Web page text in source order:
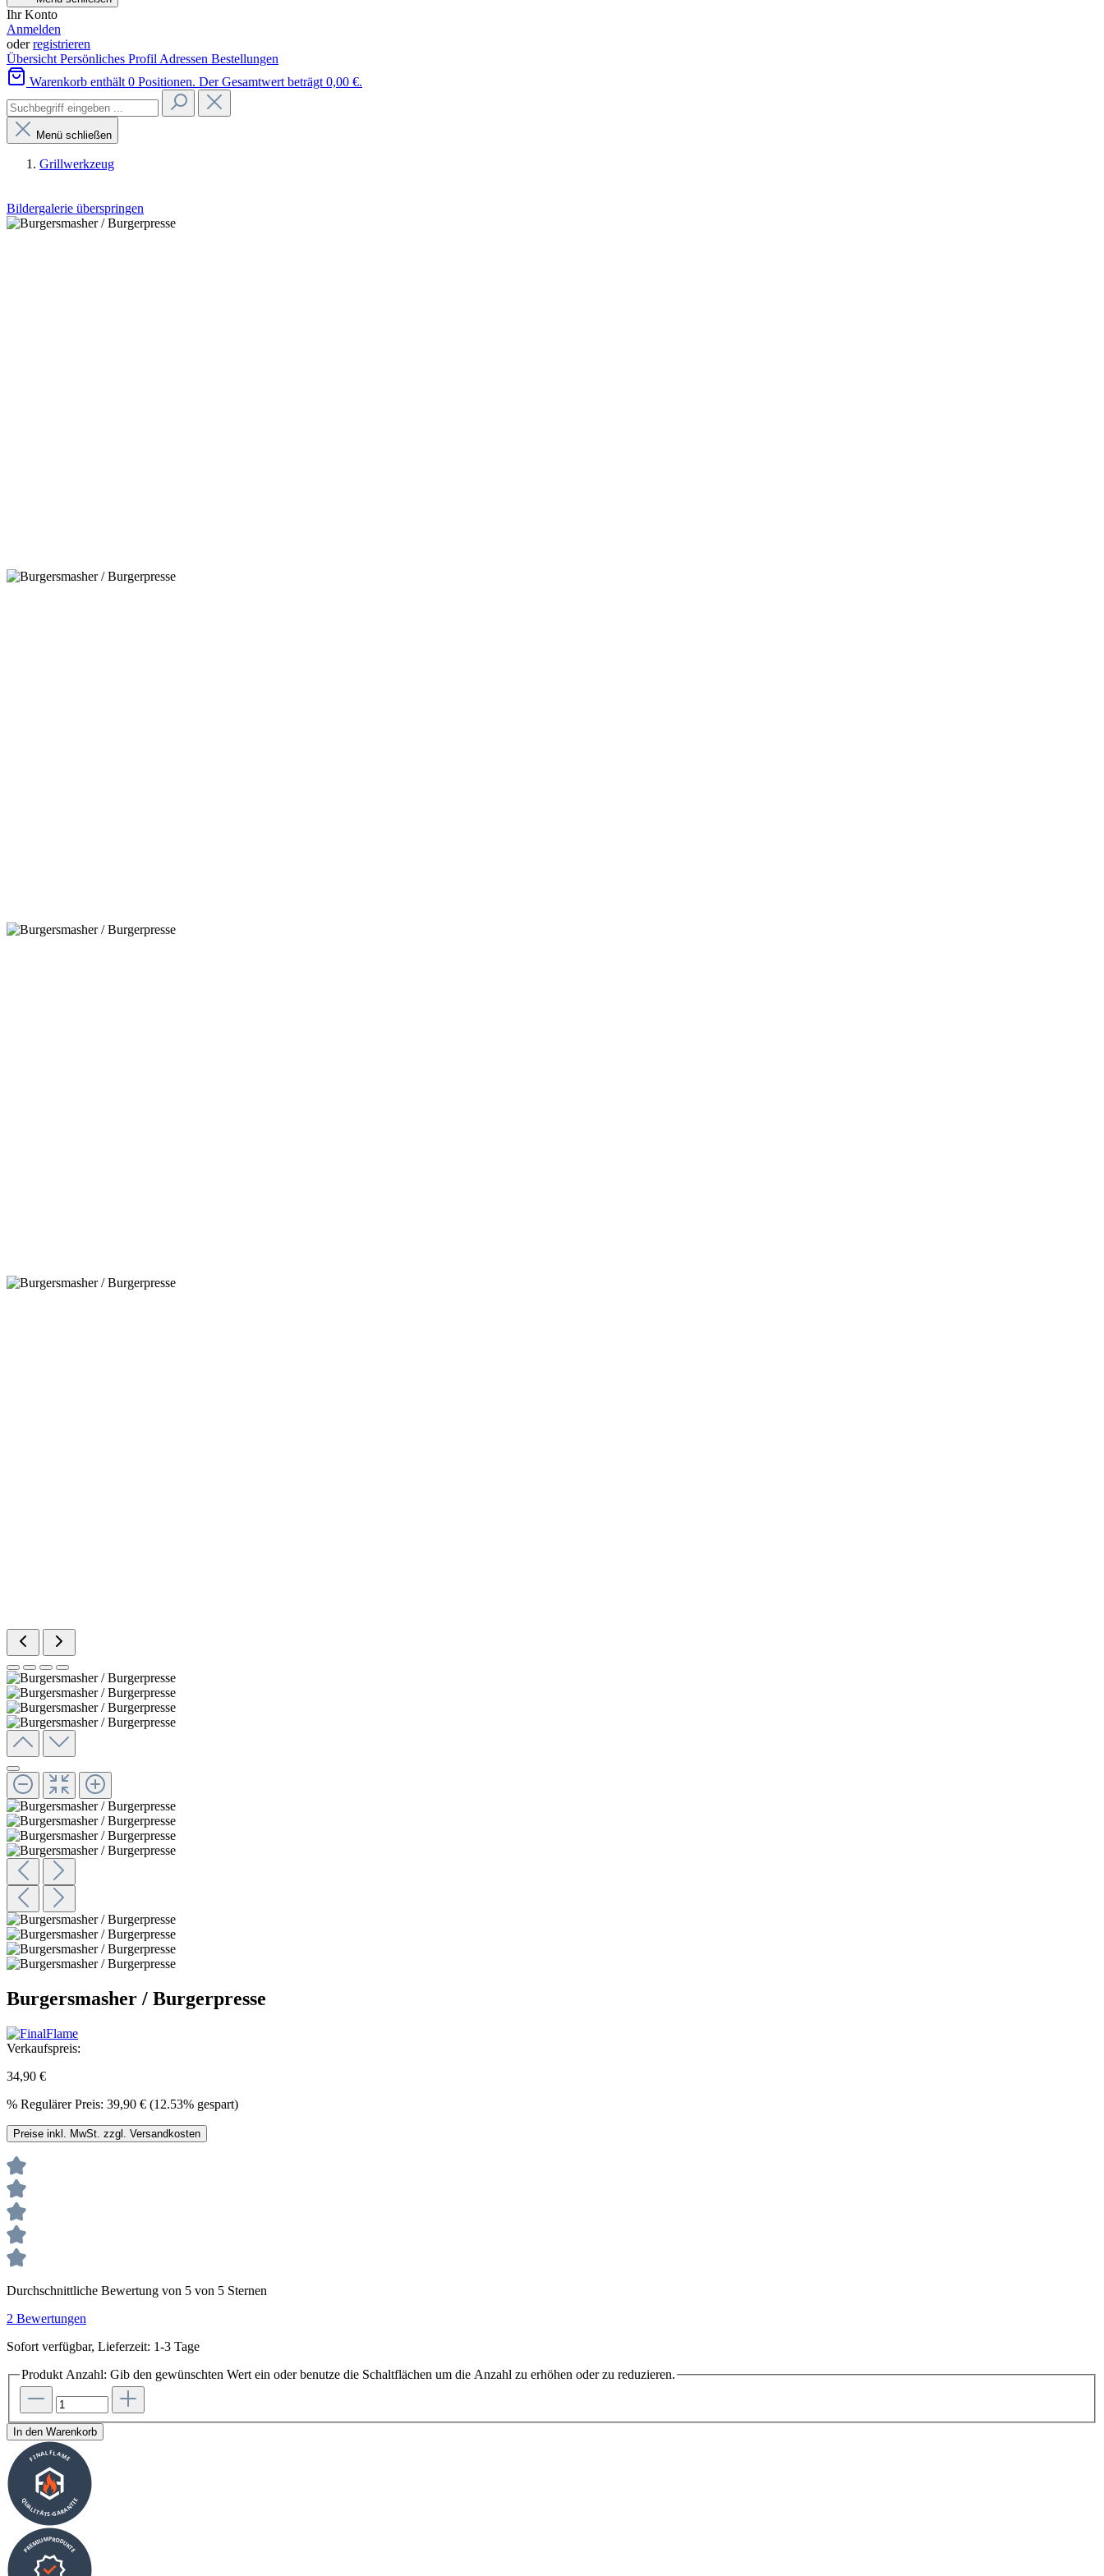
Ihr Konto
Anmelden
oderregistrieren
Übersicht Persönliches Profil Adressen Bestellungen
Warenkorb enthält 0 Positionen. Der Gesamtwert beträgt 0,00 €.
Menü schließen
Grillwerkzeug
Bildergalerie überspringen
Burgersmasher / Burgerpresse
Verkaufspreis:
34,90 €
% Regulärer Preis: 39,90 € (12.53% gespart)
Preise inkl. MwSt. zzgl. Versandkosten
Durchschnittliche Bewertung von 5 von 5 Sternen
2 Bewertungen
Sofort verfügbar, Lieferzeit: 1-3 Tage
Produkt Anzahl: Gib den gewünschten Wert ein oder benutze die Schaltflächen um die Anzahl zu erhöhen oder zu reduzieren.
In den Warenkorb
FINALFLAME
QUALITÄTS-GARANTIE
PREMIUMPRODUKTE